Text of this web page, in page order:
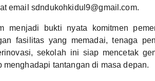
email sdndukohkidul9@gmail.com.
menjadi bukti nyata komitmen
fasilitas yang memadai, tenaga
sekolah ini siap mencetak
tantangan di masa depan.